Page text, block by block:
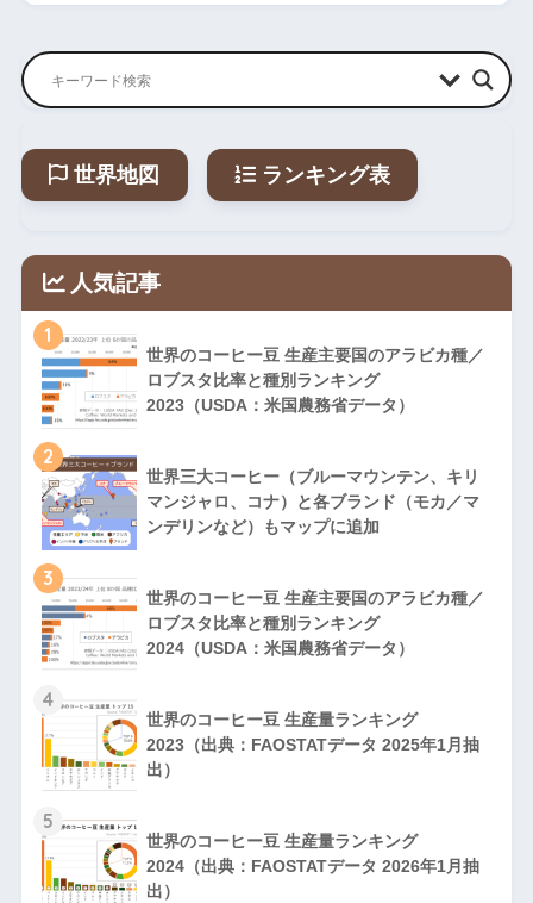
世界地図 ランキング表
人気記事
1
世界のコーヒー豆 生産主要国のアラビカ種／
ロブスタ比率と種別ランキング
2023（USDA：米国農務省データ）
2
世界三大コーヒー（ブルーマウンテン、キリ
マンジャロ、コナ）と各ブランド（モカ／マ
ンデリンなど）もマップに追加
3
世界のコーヒー豆 生産主要国のアラビカ種／
ロブスタ比率と種別ランキング
2024（USDA：米国農務省データ）
4
世界のコーヒー豆 生産量ランキング
2023（出典：FAOSTATデータ 2025年1月抽
出）
5
世界のコーヒー豆 生産量ランキング
2024（出典：FAOSTATデータ 2026年1月抽
出）